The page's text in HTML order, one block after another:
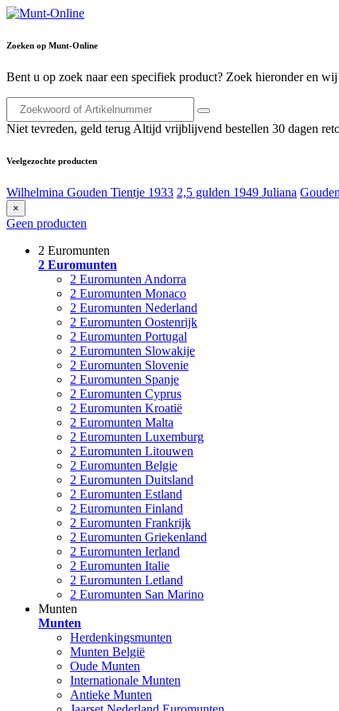
Zoeken op Munt-Online
Bent u op zoek naar een specifiek product? Zoek hieronder en
Niet tevreden, geld terug Altijd vrijblijvend bestellen 30 dagen
Veelgezochte producten
Wilhelmina Gouden Tientje 1933 2,5 gulden 1949 Juliana
×
Geen producten
2 Euromunten
2 Euromunten
2 Euromunten Andorra
2 Euromunten Monaco
2 Euromunten Nederland
2 Euromunten Oostenrijk
2 Euromunten Portugal
2 Euromunten Slowakije
2 Euromunten Slovenie
2 Euromunten Spanje
2 Euromunten Cyprus
2 Euromunten Kroatië
2 Euromunten Malta
2 Euromunten Luxemburg
2 Euromunten Litouwen
2 Euromunten Belgie
2 Euromunten Duitsland
2 Euromunten Estland
2 Euromunten Finland
2 Euromunten Frankrijk
2 Euromunten Griekenland
2 Euromunten Ierland
2 Euromunten Italie
2 Euromunten Letland
2 Euromunten San Marino
Munten
Munten
Herdenkingsmunten
Munten België
Oude Munten
Internationale Munten
Antieke Munten